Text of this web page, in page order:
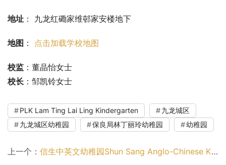
地址 ： 九龙红磡家维邨家安楼地下
地图 ： 点击加载学校地图
校监 ：董晶怡女士
校长 ：邹凯铃女士
PLK Lam Ting Lai Ling Kindergarten
九龙城区
九龙城区幼稚园
保良局林丁丽玲幼稚园 幼稚园
上一个： 信生中英文幼稚园Shun Sang Anglo-Chinese Kindergarten（黄大仙区幼稚园）